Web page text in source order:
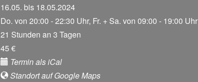
16.05. bis 18.05.2024
Do. von 20:00 - 22:30 Uhr, Fr. + Sa. von 09:00 - 19:00 Uhr
21 Stunden an 3 Tagen
45 €
Termin als iCal
Standort auf Google Maps